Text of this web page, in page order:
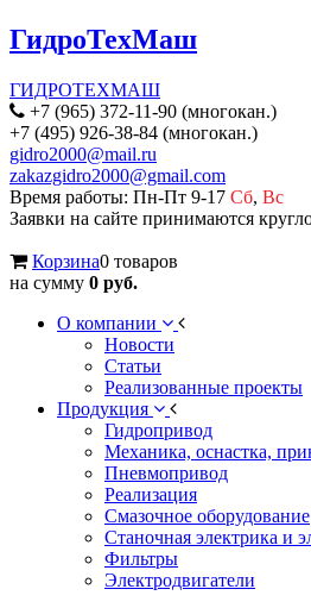
ГидроТехМаш
ГИДРОТЕХМАШ
+7 (965) 372-11-90 (многокан.)
+7 (495) 926-38-84 (многокан.)
gidro2000@mail.ru
zakazgidro2000@gmail.com
Время работы: Пн-Пт 9-17 Сб, Вс
Заявки на сайте принимаются
Корзина0 товаров
на сумму 0 руб.
О компании
Новости
Статьи
Реализованные проекты
Продукция
Гидропривод
Механика, оснастка,
Пневмопривод
Реализация
Смазочное оборудование
Станочная электрика и
Фильтры
Электродвигатели